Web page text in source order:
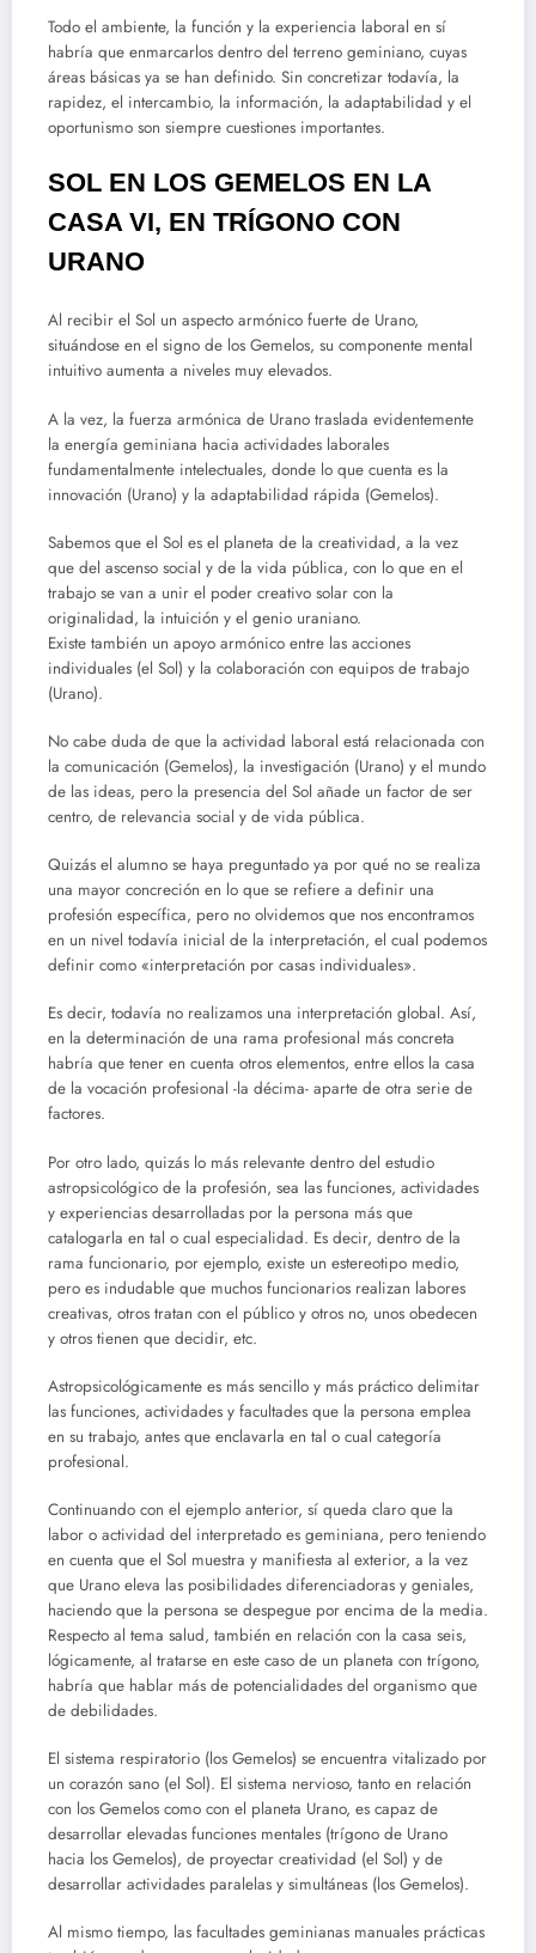
Todo el ambiente, la función y la experiencia laboral en sí
habría que enmarcarlos dentro del terreno geminiano, cuyas
áreas básicas ya se han definido. Sin concretizar todavía, la
rapidez, el intercambio, la información, la adaptabilidad y el
oportunismo son siempre cuestiones importantes.
SOL EN LOS GEMELOS EN LA
CASA VI, EN TRÍGONO CON
URANO
Al recibir el Sol un aspecto armónico fuerte de Urano,
situándose en el signo de los Gemelos, su componente mental
intuitivo aumenta a niveles muy elevados.
A la vez, la fuerza armónica de Urano traslada evidentemente
la energía geminiana hacia actividades laborales
fundamentalmente intelectuales, donde lo que cuenta es la
innovación (Urano) y la adaptabilidad rápida (Gemelos).
Sabemos que el Sol es el planeta de la creatividad, a la vez
que del ascenso social y de la vida pública, con lo que en el
trabajo se van a unir el poder creativo solar con la
originalidad, la intuición y el genio uraniano.
Existe también un apoyo armónico entre las acciones
individuales (el Sol) y la colaboración con equipos de trabajo
(Urano).
No cabe duda de que la actividad laboral está relacionada con
la comunicación (Gemelos), la investigación (Urano) y el mundo
de las ideas, pero la presencia del Sol añade un factor de ser
centro, de relevancia social y de vida pública.
Quizás el alumno se haya preguntado ya por qué no se realiza
una mayor concreción en lo que se refiere a definir una
profesión específica, pero no olvidemos que nos encontramos
en un nivel todavía inicial de la interpretación, el cual podemos
definir como «interpretación por casas individuales».
Es decir, todavía no realizamos una interpretación global. Así,
en la determinación de una rama profesional más concreta
habría que tener en cuenta otros elementos, entre ellos la casa
de la vocación profesional -la décima- aparte de otra serie de
factores.
Por otro lado, quizás lo más relevante dentro del estudio
astropsicológico de la profesión, sea las funciones, actividades
y experiencias desarrolladas por la persona más que
catalogarla en tal o cual especialidad. Es decir, dentro de la
rama funcionario, por ejemplo, existe un estereotipo medio,
pero es indudable que muchos funcionarios realizan labores
creativas, otros tratan con el público y otros no, unos obedecen
y otros tienen que decidir, etc.
Astropsicológicamente es más sencillo y más práctico delimitar
las funciones, actividades y facultades que la persona emplea
en su trabajo, antes que enclavarla en tal o cual categoría
profesional.
Continuando con el ejemplo anterior, sí queda claro que la
labor o actividad del interpretado es geminiana, pero teniendo
en cuenta que el Sol muestra y manifiesta al exterior, a la vez
que Urano eleva las posibilidades diferenciadoras y geniales,
haciendo que la persona se despegue por encima de la media.
Respecto al tema salud, también en relación con la casa seis,
lógicamente, al tratarse en este caso de un planeta con trígono,
habría que hablar más de potencialidades del organismo que
de debilidades.
El sistema respiratorio (los Gemelos) se encuentra vitalizado por
un corazón sano (el Sol). El sistema nervioso, tanto en relación
con los Gemelos como con el planeta Urano, es capaz de
desarrollar elevadas funciones mentales (trígono de Urano
hacia los Gemelos), de proyectar creatividad (el Sol) y de
desarrollar actividades paralelas y simultáneas (los Gemelos).
Al mismo tiempo, las facultades geminianas manuales prácticas